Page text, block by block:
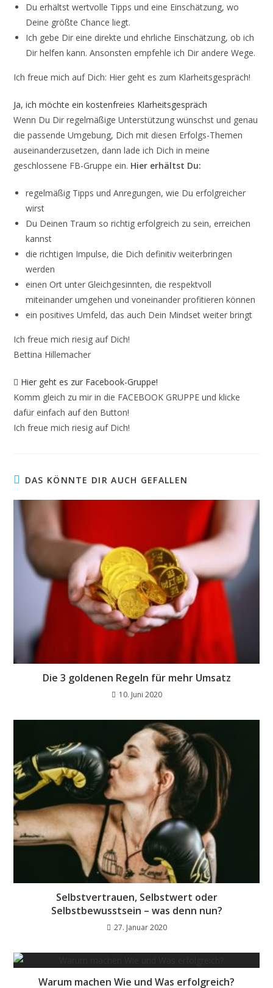
Du erhältst wertvolle Tipps und eine Einschätzung, wo
Deine größte Chance liegt.
Ich gebe Dir eine direkte und ehrliche Einschätzung, ob ich
Dir helfen kann. Ansonsten empfehle ich Dir andere Wege.
Ich freue mich auf Dich: Hier geht es zum Klarheitsgespräch!
Ja, ich möchte ein kostenfreies Klarheitsgespräch
Wenn Du Dir regelmäßige Unterstützung wünschst und genau
die passende Umgebung, Dich mit diesen Erfolgs-Themen
auseinanderzusetzen, dann lade ich Dich in meine
geschlossene FB-Gruppe ein. Hier erhältst Du:
regelmäßig Tipps und Anregungen, wie Du erfolgreicher
wirst
Du Deinen Traum so richtig erfolgreich zu sein, erreichen
kannst
die richtigen Impulse, die Dich definitiv weiterbringen
werden
einen Ort unter Gleichgesinnten, die respektvoll
miteinander umgehen und voneinander profitieren können
ein positives Umfeld, das auch Dein Mindset weiter bringt
Ich freue mich riesig auf Dich!
Bettina Hillemacher
Hier geht es zur Facebook-Gruppe!
Komm gleich zu mir in die FACEBOOK GRUPPE und klicke
dafür einfach auf den Button!
Ich freue mich riesig auf Dich!
DAS KÖNNTE DIR AUCH GEFALLEN
Die 3 goldenen Regeln für mehr Umsatz
10. Juni 2020
Selbstvertrauen, Selbstwert oder
Selbstbewusstsein – was denn nun?
27. Januar 2020
Warum machen Wie und Was erfolgreich?